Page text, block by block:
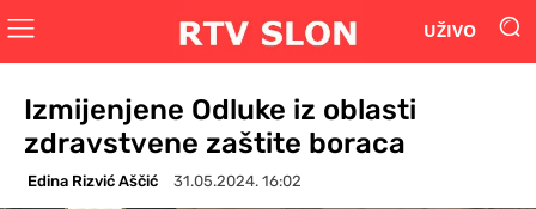
UŽIVO
Izmijenjene Odluke iz oblasti
zdravstvene zaštite boraca
Edina Rizvić Aščić 31.05.2024. 16:02